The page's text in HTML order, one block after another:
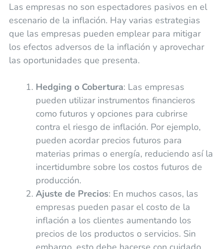
Las empresas no son espectadores pasivos en el
escenario de la inflación. Hay varias estrategias
que las empresas pueden emplear para mitigar
los efectos adversos de la inflación y aprovechar
las oportunidades que presenta.
Hedging o Cobertura: Las empresas
pueden utilizar instrumentos financieros
como futuros y opciones para cubrirse
contra el riesgo de inflación. Por ejemplo,
pueden acordar precios futuros para
materias primas o energía, reduciendo así la
incertidumbre sobre los costos futuros de
producción.
Ajuste de Precios: En muchos casos, las
empresas pueden pasar el costo de la
inflación a los clientes aumentando los
precios de los productos o servicios. Sin